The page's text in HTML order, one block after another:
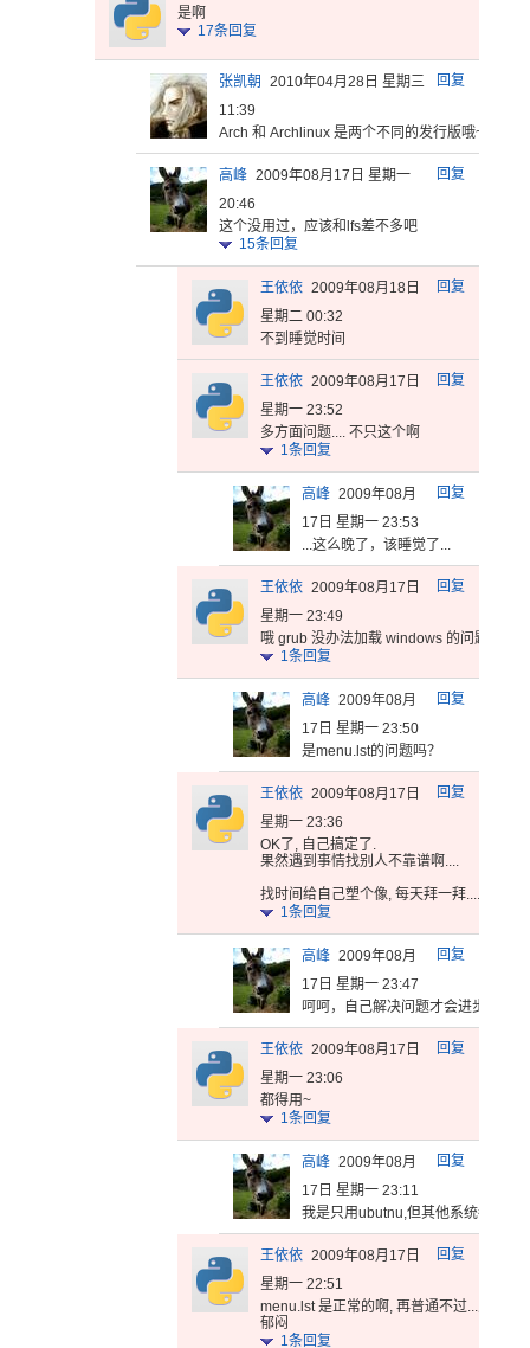
是啊
17条回复
回复
张凯朝 2010年04月28日 星期三
11:39
Arch 和 Archlinux 是两个不同的发行版哦~~~不
回复
高峰 2009年08月17日 星期一
20:46
这个没用过，应该和lfs差不多吧
15条回复
回复
王依依 2009年08月18日
星期二 00:32
不到睡觉时间
回复
王依依 2009年08月17日
星期一 23:52
多方面问题.... 不只这个啊
1条回复
回复
高峰 2009年08月
17日 星期一 23:53
...这么晚了，该睡觉了...
回复
王依依 2009年08月17日
星期一 23:49
哦 grub 没办法加载 windows 的问题啊
1条回复
回复
高峰 2009年08月
17日 星期一 23:50
是menu.lst的问题吗？
回复
王依依 2009年08月17日
星期一 23:36
OK了, 自己搞定了 .
果然遇到事情找别 人不靠谱啊 ....
找时间给自己塑个像, 每天拜一拜.... 求人
1条回复
回复
高峰 2009年08月
17日 星期一 23:47
呵呵，自己解决问题才会进步。是
回复
王依依 2009年08月17日
星期一 23:06
都得用~
1条回复
回复
高峰 2009年08月
17日 星期一 23:11
我是只用ubutnu,但其他系统都要装
回复
王依依 2009年08月17日
星期一 22:51
menu.lst 是正常的啊, 再普通不过...之前在
郁闷
1条回复